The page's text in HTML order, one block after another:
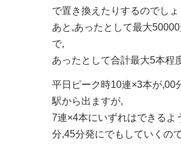
で置き換えたりするのでしょ
あと,あったとして最大
で,
あったとして合計最大5本程
平日ピーク時10連×3本が,00
駅から出ますが,
7連×4本にいずれはできるよ
分,45分発にでもしていくの